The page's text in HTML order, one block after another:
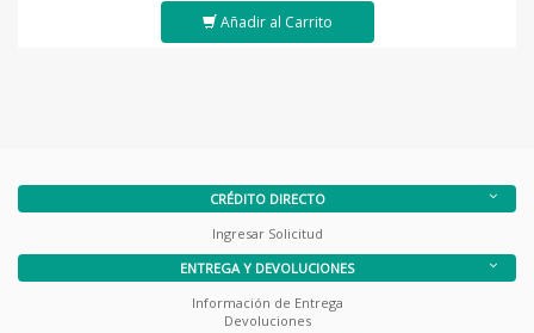
Añadir al Carrito
CRÉDITO DIRECTO
Ingresar Solicitud
ENTREGA Y DEVOLUCIONES
Información de Entrega
Devoluciones